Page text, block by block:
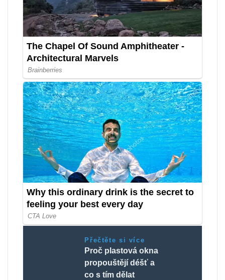
Přečtěte si více
Proč plastová okna
propouštějí déšť a
co s tím dělat